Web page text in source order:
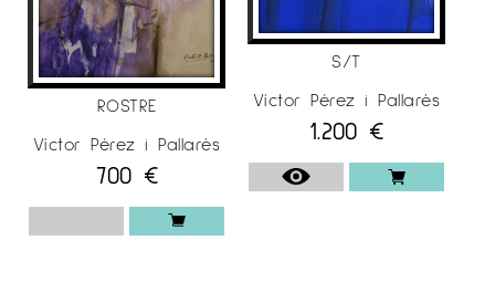
ROSTRE
Víctor Pérez i Pallarès
700 €
S/T
Víctor Pérez i Pallarès
1.200 €